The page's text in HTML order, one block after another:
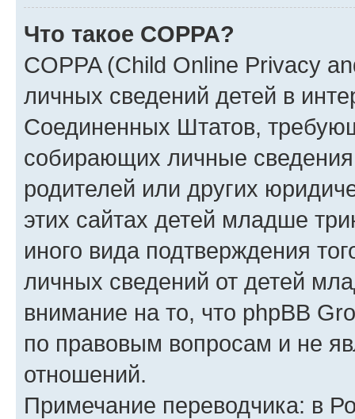
Что такое COPPA?
COPPA (Child Online Privacy
личных сведений детей в
Соединенных Штатов,
собирающих личные
родителей или других
этих сайтах детей младше
иного вида подтверждения
личных сведений от детей
внимание на то, что phpBB
по правовым вопросам и не
отношений.
Примечание переводчика: в